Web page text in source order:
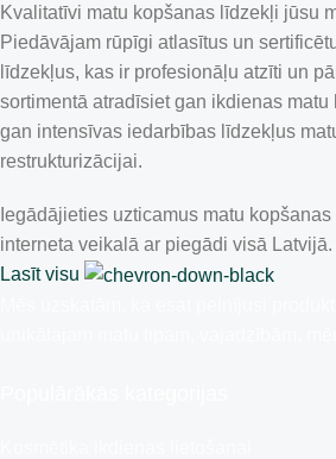
Kvalitatīvi matu kopšanas līdzekļi jūsu
Piedāvājam rūpīgi atlasītus un
līdzekļus, kas ir profesionāļu atzīti un
sortimentā atradīsiet gan ikdienas matu
gan intensīvas iedarbības līdzekļus
restrukturizācijai.
Iegādājieties uzticamus matu
interneta veikalā ar piegādi visā Latvijā.
Lasīt visu